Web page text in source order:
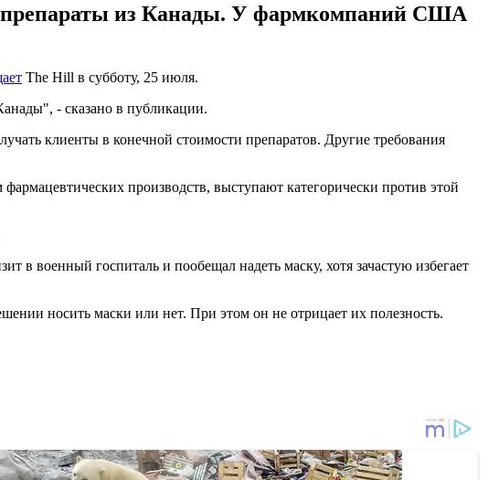
препараты из Канады. У фармкомпаний США
The Hill в субботу, 25 июля.
- сказано в публикации.
клиенты в конечной стоимости препаратов. Другие требования
производств, выступают категорически против этой
в военный госпиталь и пообещал надеть маску, хотя зачастую избегает
носить маски или нет. При этом он не отрицает их полезность.